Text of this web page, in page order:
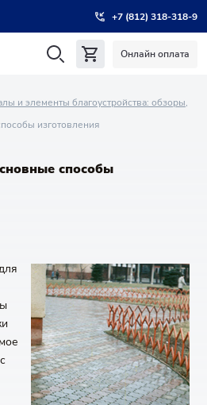
+7 (812) 318-318-9
Онлайн оплата
и элементы благоустройства: обзоры,
изготовления
способы